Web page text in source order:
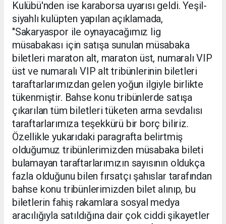
Kulübü'nden ise karaborsa uyarısı geldi. Yeşil-
siyahlı kulüpten yapılan açıklamada,
"Sakaryaspor ile oynayacağımız lig
müsabakası için satışa sunulan müsabaka
biletleri maraton alt, maraton üst, numaralı VIP
üst ve numaralı VIP alt tribünlerinin biletleri
taraftarlarımızdan gelen yoğun ilgiyle birlikte
tükenmiştir. Bahse konu tribünlerde satışa
çıkarılan tüm biletleri tüketen arma sevdalısı
taraftarlarımıza teşekkürü bir borç biliriz.
Özellikle yukarıdaki paragrafta belirtmiş
olduğumuz tribünlerimizden müsabaka bileti
bulamayan taraftarlarımızın sayısının oldukça
fazla olduğunu bilen fırsatçı şahıslar tarafından
bahse konu tribünlerimizden bilet alınıp, bu
biletlerin fahiş rakamlara sosyal medya
aracılığıyla satıldığına dair çok ciddi şikayetler